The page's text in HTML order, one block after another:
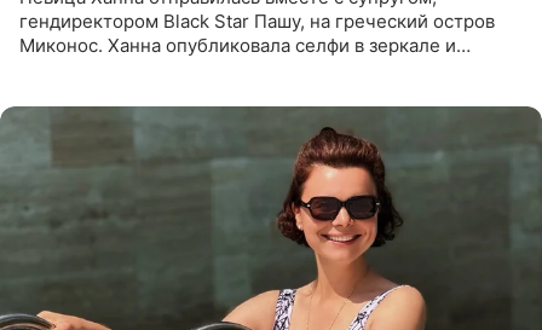
гендиректором Black Star Пашу, на греческий остров
Миконос. Ханна опубликовала селфи в зеркале и